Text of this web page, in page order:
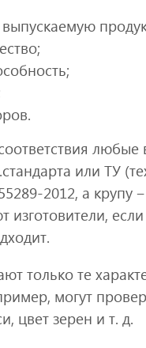
или ТУ
2012, а крупу
изготовители,
только те
могут
цвет зерен и т. д.